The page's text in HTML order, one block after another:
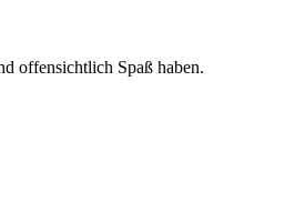
offensichtlich Spaß haben.